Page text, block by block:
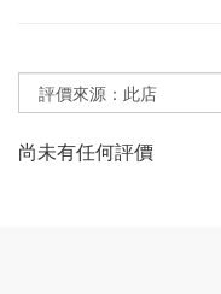
尚未有任何評價